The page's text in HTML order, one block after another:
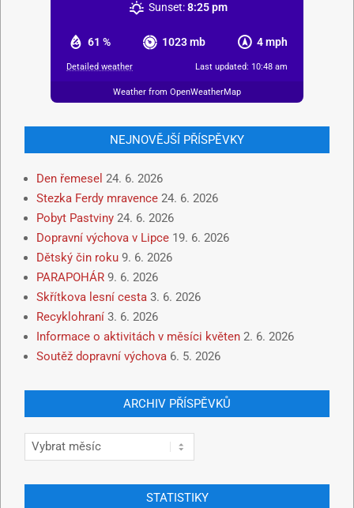
61 % 1023 mb 4 mph
Sunset: 8:25 pm
Detailed weather Last updated: 10:48 am
Weather from OpenWeatherMap
NEJNOVĚJŠÍ PŘÍSPĚVKY
Den řemesel 24. 6. 2026
Stezka Ferdy mravence 24. 6. 2026
Pobyt Pastviny 24. 6. 2026
Dopravní výchova v Lipce 19. 6. 2026
Dětský čin roku 9. 6. 2026
PARAPOHÁR 9. 6. 2026
Skřítkova lesní cesta 3. 6. 2026
Recyklohraní 3. 6. 2026
Informace o aktivitách v měsíci květen 2. 6. 2026
Soutěž dopravní výchova 6. 5. 2026
ARCHIV PŘÍSPĚVKŮ
STATISTIKY